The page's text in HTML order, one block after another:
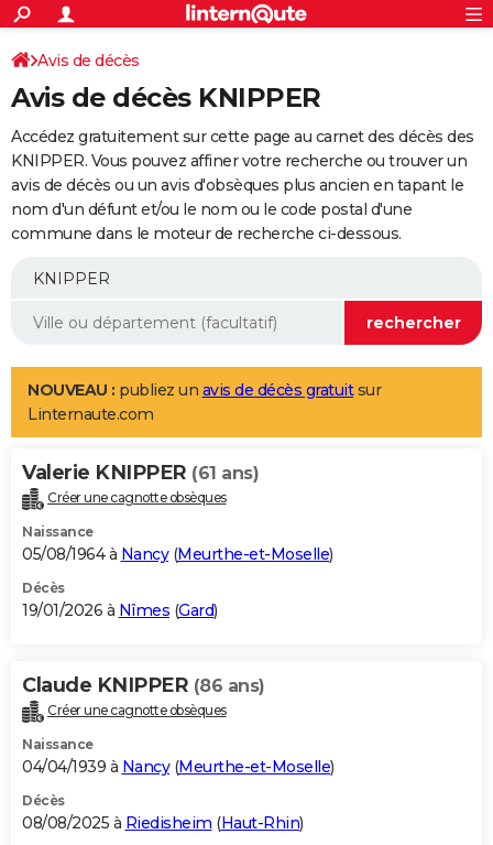
ACTUALITÉS
Politique
Société
Faits Divers
Education
Monde
Villes
+
SPORT
Coupe du monde 2026
Football
Tennis
Cyclisme
Rugby
Forum
Programme TV
TNT
Streaming
Cinéma
Sorties cinéma
Musique
+
FINANCE
Retraite
Epargne
Immobilier
Risques naturels par ville
Banque
Assurance
AUTO
Essais
Réserver un essai
Citadines
Berlines
SUV
Forum auto
+
Mobiles
Meilleur smartphone
Internet
Ordinateurs
Jeux vidéo
Guide high-tech
Aménagement intérieur
LIFESTYLE
Art de vivre
Bien-être
Loisirs
Mode
Modes de vie
Alimentation
Guide de la santé
Maladies
Médicaments
Sommeil
VOYAGE
Destinations
City break
Voyage nature
Voyage de noces
Forum
Climat
+PHOTO
GUIDES D'ACHAT
BONS PLANS
Carte de Noël
Carte Bonne année
Carte Saint-Valentin
Carte Pâques
Carte d'anniversaire
DICTIONNAIRE
Dictionnaire
Biographies
Citations
Expressions
Proverbes
PROGRAMME TV
S'inscrire
Se connecter
Lycées
Collèges
Primaires
Universités
Entreprises
Service militaire
Avis de recherche
AVIS DE DÉCÈS
Avis de décès
Avis de décès KNIPPER
Accédez gratuitement sur cette page au carnet des décès des
KNIPPER. Vous pouvez affiner votre recherche ou trouver un
avis de décès ou un avis d'obsèques plus ancien en tapant le
nom d'un défunt et/ou le nom ou le code postal d'une
commune dans le moteur de recherche ci-dessous.
NOUVEAU : publiez un avis de décès gratuitsur
Linternaute.com
Valerie KNIPPER (61 ans)
Créer une cagnotte obsèques
Naissance
05/08/1964 à Nancy(Meurthe-et-Moselle)
Décès
19/01/2026 à Nîmes (Gard)
Claude KNIPPER (86 ans)
Créer une cagnotte obsèques
Naissance
04/04/1939 à Nancy(Meurthe-et-Moselle)
Décès
08/08/2025 à Riedisheim (Haut-Rhin)